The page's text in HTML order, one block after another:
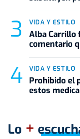
VIDA Y ESTILO
Alba Carrillo
comentario
VIDA Y ESTILO
Prohibido el
estos
Lo +